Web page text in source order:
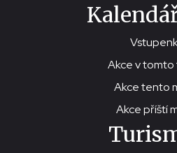
Akce v tomto
Akce tento
Akce příští